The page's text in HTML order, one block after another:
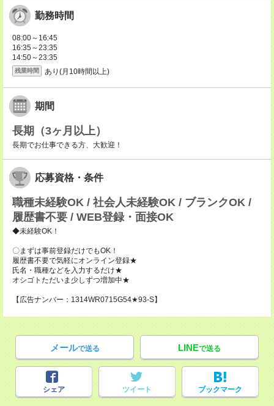
勤務時間
08:00～16:45
16:35～23:35
14:50～23:35
残業時間 あり(月10時間以上)
期間
長期（3ヶ月以上）
長期でお仕事できる方、大歓迎！
応募資格・条件
職種未経験OK / 社会人未経験OK / ブランクOK /
履歴書不要 / WEB登録・面接OK
◆未経験OK！
〇まずは事前登録だけでもOK！
履歴書不要で気軽にオンライン登録★
氏名・職種などを入力するだけ★
オシゴトただいま少しずつ増加中★
【広告ナンバー：1314WR0715G54★93-S】
メールで送る LINEで送る
シェア ツイート ブックマーク